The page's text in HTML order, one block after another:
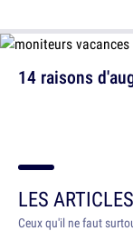
14 raisons
LES ARTICLES
Ceux qu'il ne faut